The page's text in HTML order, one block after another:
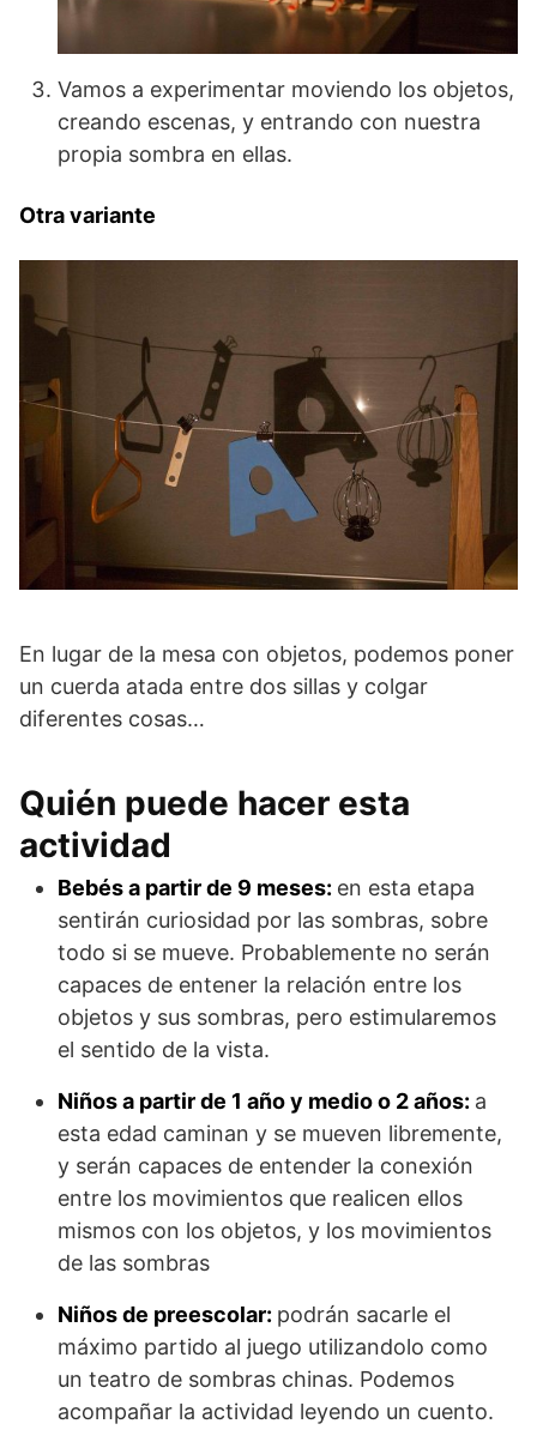
Vamos a experimentar moviendo los objetos,
creando escenas, y entrando con nuestra
propia sombra en ellas.
Otra variante
En lugar de la mesa con objetos, podemos poner
un cuerda atada entre dos sillas y colgar
diferentes cosas…
Quién puede hacer esta
actividad
Bebés a partir de 9 meses: en esta etapa
sentirán curiosidad por las sombras, sobre
todo si se mueve. Probablemente no serán
capaces de entener la relación entre los
objetos y sus sombras, pero estimularemos
el sentido de la vista.
Niños a partir de 1 año y medio o 2 años: a
esta edad caminan y se mueven libremente,
y serán capaces de entender la conexión
entre los movimientos que realicen ellos
mismos con los objetos, y los movimientos
de las sombras
Niños de preescolar: podrán sacarle el
máximo partido al juego utilizandolo como
un teatro de sombras chinas. Podemos
acompañar la actividad leyendo un cuento.